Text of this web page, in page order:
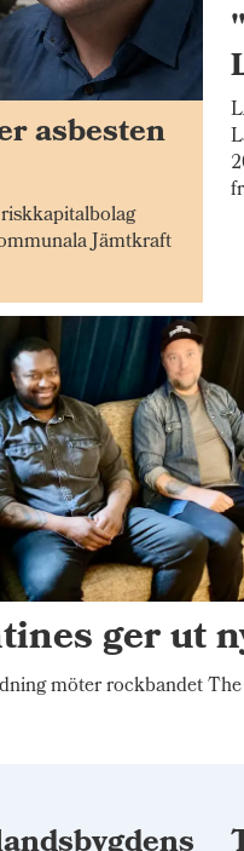
asbesten
Jämtkraft
ger ut
möter rockbandet